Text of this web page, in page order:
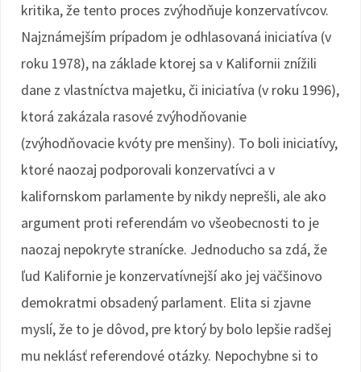
kritika, že tento proces zvýhodňuje konzervatívcov.
Najznámejším prípadom je odhlasovaná iniciatíva (v
roku 1978), na základe ktorej sa v Kalifornii znížili
dane z vlastníctva majetku, či iniciatíva (v roku 1996),
ktorá zakázala rasové zvýhodňovanie
(zvýhodňovacie kvóty pre menšiny). To boli iniciatívy,
ktoré naozaj podporovali konzervatívci a v
kalifornskom parlamente by nikdy neprešli, ale ako
argument proti referendám vo všeobecnosti to je
naozaj nepokryte stranícke. Jednoducho sa zdá, že
ľud Kalifornie je konzervatívnejší ako jej väčšinovo
demokratmi obsadený parlament. Elita si zjavne
myslí, že to je dôvod, pre ktorý by bolo lepšie radšej
mu neklásť referendové otázky. Nepochybne si to